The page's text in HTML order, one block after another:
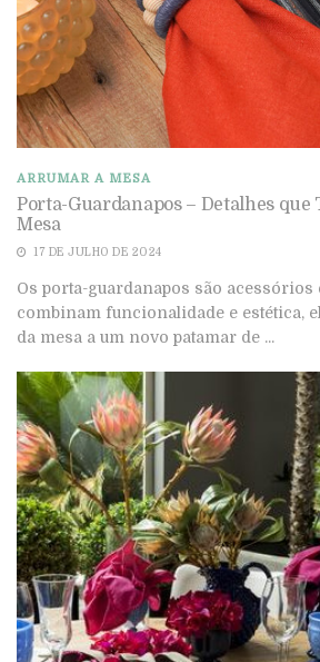
ARRUMAR A MESA
Porta-Guardanapos – Detalhes
Mesa
17 DE JULHO DE 2024
Os porta-guardanapos são acessórios
combinam funcionalidade e estética,
da mesa a um novo patamar de ...